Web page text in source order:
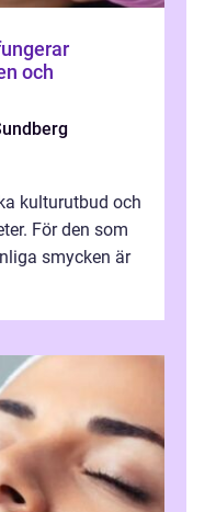
och
kulturutbud och
För den som
smycken är